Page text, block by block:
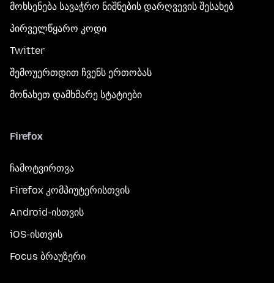
მოხსენება სავაჭრო ნიშნების დარღვევის შესახებ
პირველწყარო კოდი
Twitter
შემოუერთდით ჩვენს ერთობას
მონახეთ დამხმარე სტატიები
Firefox
ჩამოტვირთვა
Firefox კომპიუტერისთვის
Android-ისთვის
iOS-ისთვის
Focus ბრაუზერი